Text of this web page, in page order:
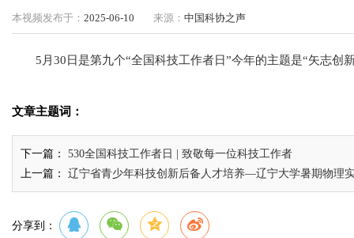
本视频发布于： 2025-06-10 来源： 中国科协之声
5月30日是第九个“全国科技工作者日”今年的主题是“矢志
文章主题词：
下一篇：
530全国科技工作者日 | 致敬每一位科技工作者
上一篇：
辽宁省青少年科技创新后备人才培养—辽宁大学暑期物理
分享到：